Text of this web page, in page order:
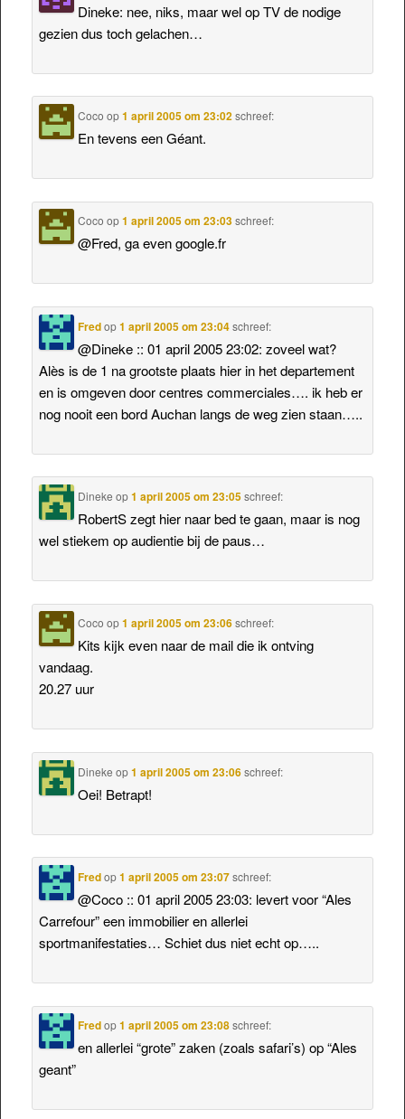
Dineke: nee, niks, maar wel op TV de nodige
gezien dus toch gelachen…
Coco op1 april 2005 om 23:02 schreef:
En tevens een Géant.
Coco op1 april 2005 om 23:03 schreef:
@Fred, ga even google.fr
Fredop1 april 2005 om 23:04 schreef:
@Dineke :: 01 april 2005 23:02: zoveel wat?
Alès is de 1 na grootste plaats hier in het departement
en is omgeven door centres commerciales…. ik heb er
nog nooit een bord Auchan langs de weg zien staan…..
Dineke op1 april 2005 om 23:05 schreef:
RobertS zegt hier naar bed te gaan, maar is nog
wel stiekem op audientie bij de paus…
Coco op1 april 2005 om 23:06 schreef:
Kits kijk even naar de mail die ik ontving
vandaag.
20.27 uur
Dineke op1 april 2005 om 23:06 schreef:
Oei! Betrapt!
Fredop1 april 2005 om 23:07 schreef:
@Coco :: 01 april 2005 23:03: levert voor “Ales
Carrefour” een immobilier en allerlei
sportmanifestaties… Schiet dus niet echt op…..
Fredop1 april 2005 om 23:08 schreef:
en allerlei “grote” zaken (zoals safari’s) op “Ales
geant”